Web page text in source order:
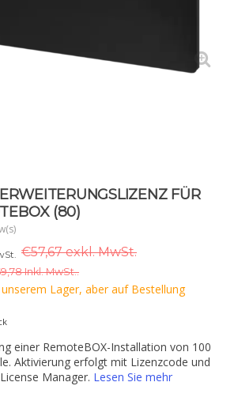
FÜR
(80)
€57,67 exkl. MwSt.
Inkl. MwSt..
Lager, aber auf Bestellung
einer RemoteBOX-Installation von 100
Aktivierung erfolgt mit Lizenzcode und
Manager. Lesen Sie mehr